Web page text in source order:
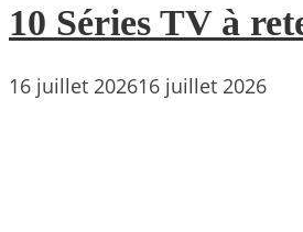
10 Séries TV à
16 juillet 202616 juillet 2026